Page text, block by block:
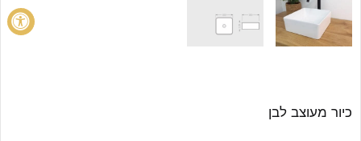
כיור מעוצב לבן